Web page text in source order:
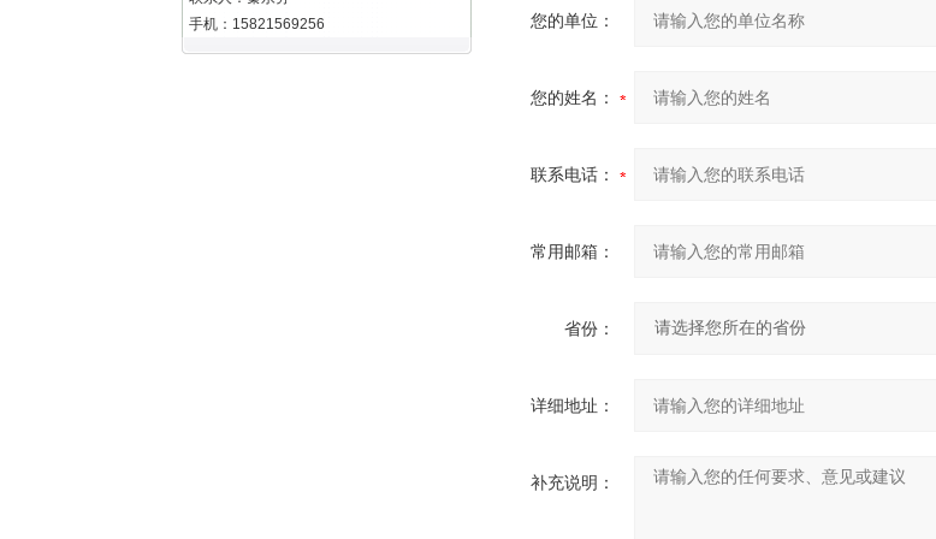
手机：15821569256
您的单位：
您的姓名：
联系电话：
常用邮箱：
省份：
详细地址：
补充说明：